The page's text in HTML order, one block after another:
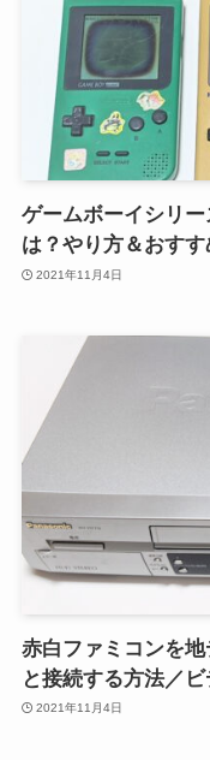
ゲームボーイシリ
は？やり方＆おす
2021年11月4日
赤白ファミコンを
と接続する方法／
2021年11月4日